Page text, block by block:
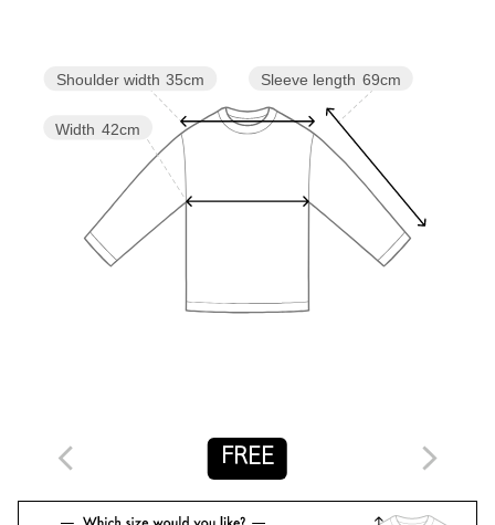
透け感：あり
光沢感：なし
ケア方法：手洗い可
============================
【注意事項】
※商品に「取り扱い上の注意書き」、「洗濯表示」がございます
場合は、使用前に必ずご確認ください。
り、実際の色味と異なって見える場合がございます。あらかじめ
店舗へお問い合わせの際は、全国のUNITED ARROWS各店舗ま
で下記の品名/品番をお申し付けください。
品名：AM C IRG LAYERD LSL 品番：87122000002
Sleeve length 69cm
Width 42cm
Shoulder width 35cm
FREE